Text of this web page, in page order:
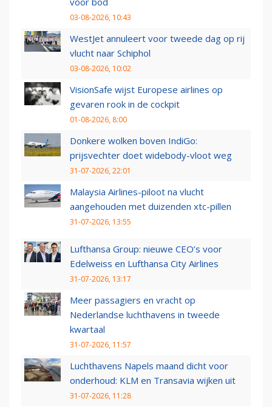
03-08-2026, 10:43
WestJet annuleert voor tweede dag op rij
vlucht naar Schiphol
03-08-2026, 10:02
VisionSafe wijst Europese airlines op
gevaren rook in de cockpit
01-08-2026, 8:00
Donkere wolken boven IndiGo:
prijsvechter doet widebody-vloot weg
31-07-2026, 22:01
Malaysia Airlines-piloot na vlucht
aangehouden met duizenden xtc-pillen
31-07-2026, 13:55
Lufthansa Group: nieuwe CEO’s voor
Edelweiss en Lufthansa City Airlines
31-07-2026, 13:17
Meer passagiers en vracht op
Nederlandse luchthavens in tweede
kwartaal
31-07-2026, 11:57
Luchthavens Napels maand dicht voor
onderhoud: KLM en Transavia wijken uit
31-07-2026, 11:28